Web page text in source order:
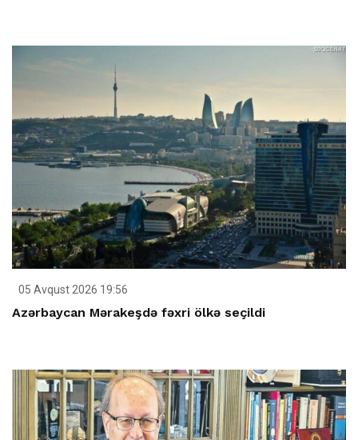
05 Avqust 2026 19:56
Azərbaycan Mərakeşdə fəxri ölkə seçildi